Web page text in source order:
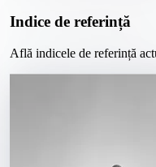
Indice de referință
Află indicele de referință